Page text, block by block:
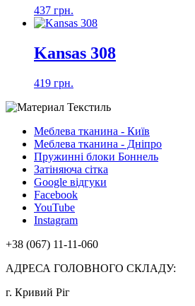
437 грн.
Kansas 308
419 грн.
Меблева тканина - Київ
Меблева тканина - Дніпро
Пружинні блоки Боннель
Затіняюча сітка
Google відгуки
Facebook
YouTube
Instagram
+38 (067) 11-11-060
АДРЕСА ГОЛОВНОГО СКЛАДУ:
г. Кривий Ріг